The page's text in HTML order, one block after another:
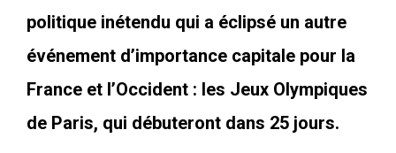
politique inétendu qui a éclipsé un autre
événement d’importance capitale pour la
France et l’Occident : les Jeux Olympiques
de Paris, qui débuteront dans 25 jours.